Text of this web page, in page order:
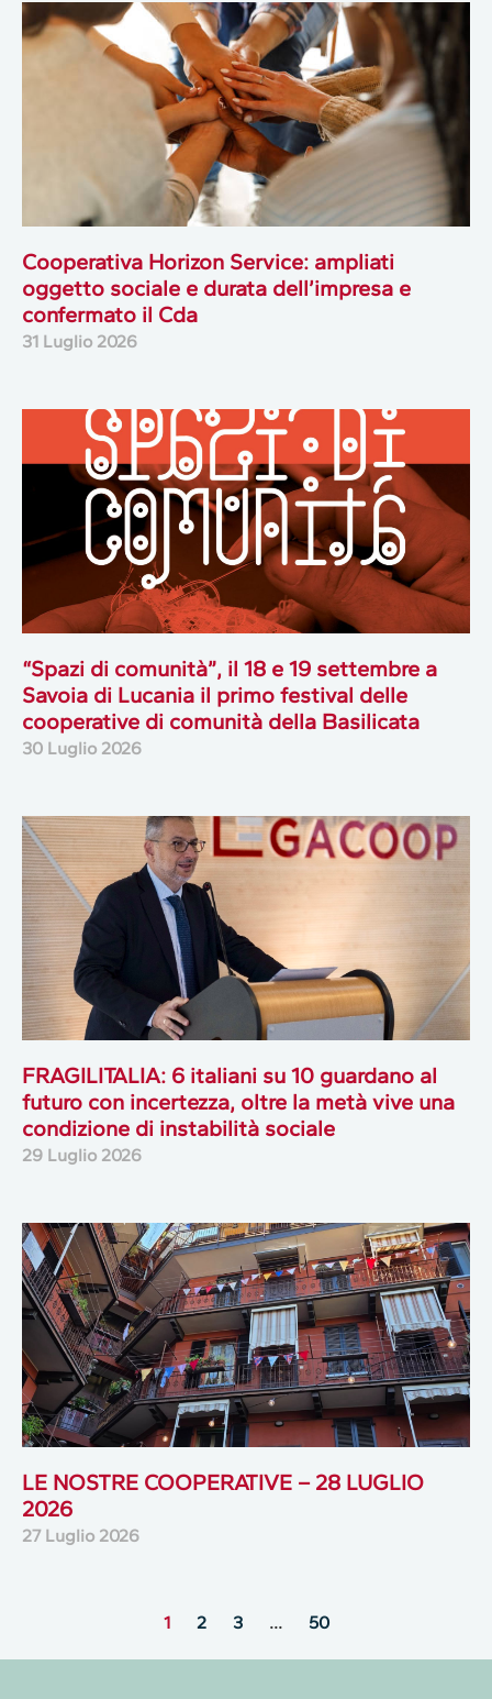
Cooperativa Horizon Service: ampliati
oggetto sociale e durata dell’impresa e
confermato il Cda
31 Luglio 2026
“Spazi di comunità”, il 18 e 19 settembre a
Savoia di Lucania il primo festival delle
cooperative di comunità della Basilicata
30 Luglio 2026
FRAGILITALIA: 6 italiani su 10 guardano al
futuro con incertezza, oltre la metà vive una
condizione di instabilità sociale
29 Luglio 2026
LE NOSTRE COOPERATIVE – 28 LUGLIO
2026
27 Luglio 2026
1 2 3 … 50